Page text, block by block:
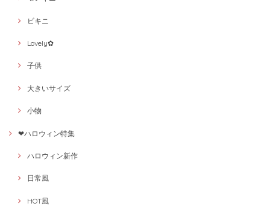
ビキニ
Lovely✿
子供
大きいサイズ
小物
❤ハロウィン特集
ハロウィン新作
日常風
HOT風